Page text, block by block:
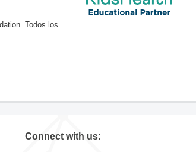
Todos los
Connect with us: